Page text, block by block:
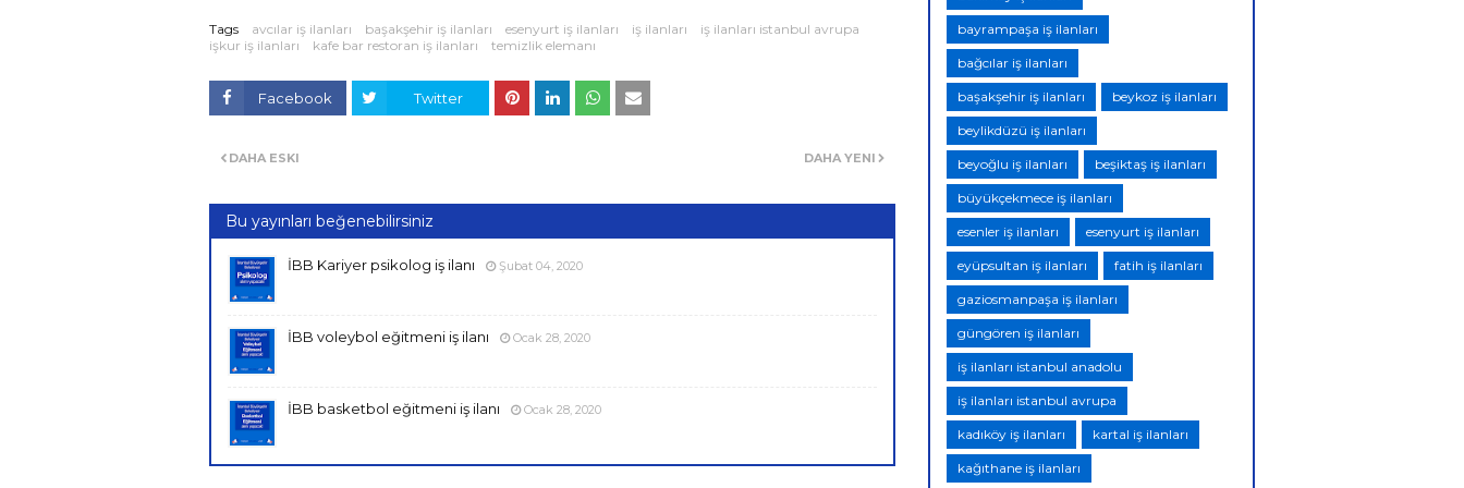
Tags avcılar iş ilanları başakşehir iş ilanları esenyurt iş ilanları iş ilanları
iş ilanları istanbul avrupa
işkur iş ilanları
kafe bar restoran iş ilanları temizlik elemanı
Facebook Twitter
DAHA YENI
DAHA ESKI
Bu yayınları beğenebilirsiniz
İBB Kariyer psikolog iş ilanı Şubat 04, 2020
İBB voleybol eğitmeni iş ilanı Ocak 28, 2020
İBB basketbol eğitmeni iş ilanı Ocak 28, 2020
bayrampaşa iş ilanları
bağcılar iş ilanları
başakşehir iş ilanları beykoz iş ilanları
beylikdüzü iş ilanları
beyoğlu iş ilanları beşiktaş iş ilanları
büyükçekmece iş ilanları
esenler iş ilanları esenyurt iş ilanları
eyüpsultan iş ilanları fatih iş ilanları
gaziosmanpaşa iş ilanları
güngören iş ilanları
iş ilanları istanbul anadolu
iş ilanları istanbul avrupa
kadıköy iş ilanları kartal iş ilanları
kağıthane iş ilanları